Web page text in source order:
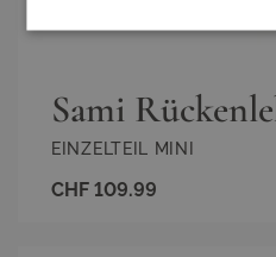
Sami
EINZELTEIL MINI
CHF 109.99